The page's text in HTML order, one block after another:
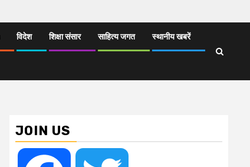
विदेश शिक्षा संसार साहित्य जगत स्थानीय खबरें
JOIN US